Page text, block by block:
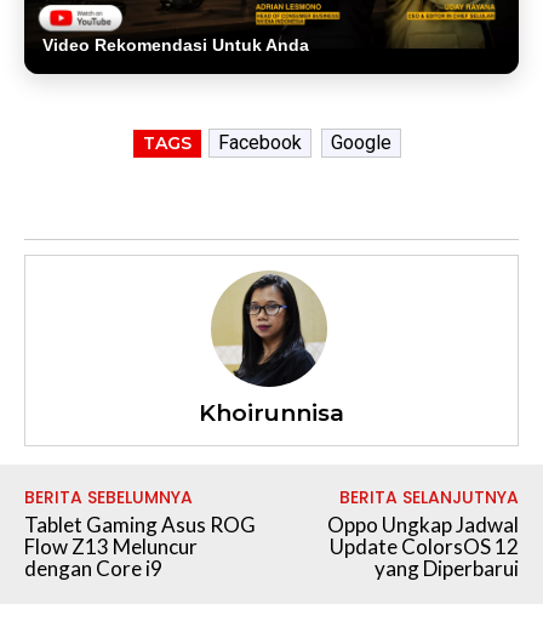
Video Rekomendasi Untuk Anda
TAGS Facebook Google
Khoirunnisa
BERITA SEBELUMNYA
Tablet Gaming Asus ROG
Flow Z13 Meluncur
dengan Core i9
BERITA SELANJUTNYA
Oppo Ungkap Jadwal
Update ColorsOS 12
yang Diperbarui